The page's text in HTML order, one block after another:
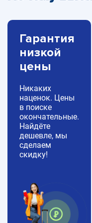
Гарантия
низкой
цены
Никаких
наценок. Цены
в поиске
окончательные.
Найдёте
дешевле, мы
сделаем
скидку!